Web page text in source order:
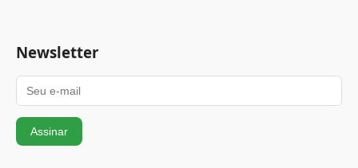
Newsletter
Assinar